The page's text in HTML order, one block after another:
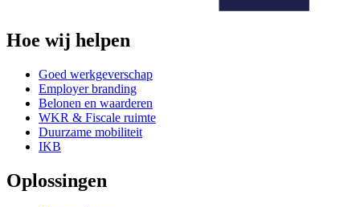
Hoe wij helpen
Goed werkgeverschap
Employer branding
Belonen en waarderen
WKR & Fiscale ruimte
Duurzame mobiliteit
IKB
Oplossingen